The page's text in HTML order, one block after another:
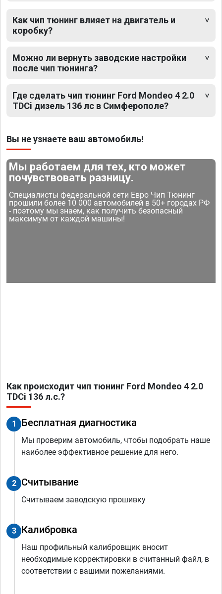
Как чип тюнинг влияет на двигатель и
коробку?
Можно ли вернуть заводские настройки
после чип тюнинга?
Где сделать чип тюнинг Ford Mondeo 4 2.0
TDCi дизель 136 лс в Симферополе?
Вы не узнаете ваш автомобиль!
Мы работаем для тех, кто может
почувствовать разницу.
Специалисты федеральной сети Евро Чип Тюнинг
прошили более 10 000 автомобилей в 50+ городах РФ
- поэтому мы знаем, как получить безопасный
максимум от каждой машины!
Как происходит чип тюнинг Ford Mondeo 4 2.0
TDCi 136 л.с.?
1 Бесплатная диагностика
Мы проверим автомобиль, чтобы подобрать наше
наиболее эффективное решение для него.
2 Считывание
Считываем заводскую прошивку
3 Калибровка
Наш профильный калибровщик вносит
необходимые корректировки в считанный файл, в
соответствии с вашими пожеланиями.